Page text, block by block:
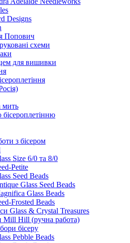
Designs
Попович
схеми
для вишивки
мить
бісероплетінню
з бісером
Size 6/0 та 8/0
Petite
Seed Beads
Glass Seed Beads
Glass Beads
Frosted Beads
Glass & Crystal Treasures
Mill Hill (ручна работа)
бісеру
Pebble Beads